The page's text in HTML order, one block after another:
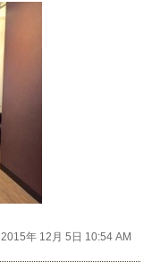
2015年 12月 5日 10:54 AM